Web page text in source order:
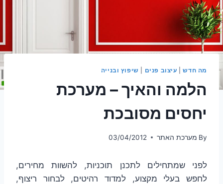
מה חדש| עיצוב פנים שיפוץ ובנייה
הלמה והאיך – מערכת
יחסים מסובכת
By מערכת האתר 03/04/2012
לפני שמתחילים לתכנן תוכניות, להשוות מחירים,
לחפש בעלי מקצוע, למדוד רהיטים, לבחור ריצוף,